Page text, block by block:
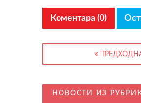
Коментара (0)
НОВОСТИ ИЗ